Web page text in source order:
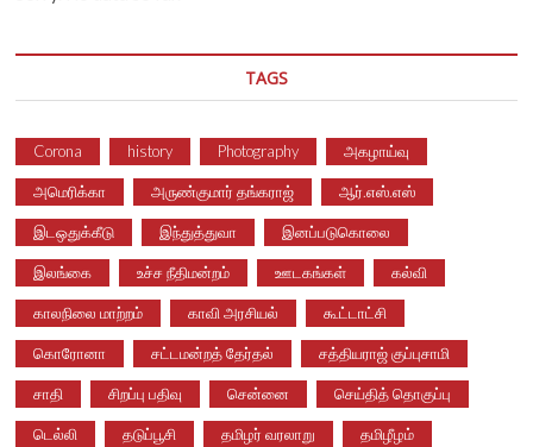
TAGS
Corona history Photography அகழாய்வு
அமெரிக்கா அருண்குமார் தங்கராஜ் ஆர்.எஸ்.எஸ்
இடஒதுக்கீடு இந்துத்துவா இனப்படுகொலை
இலங்கை உச்ச நீதிமன்றம் ஊடகங்கள் கல்வி
காலநிலை மாற்றம் காவி அரசியல் கூட்டாட்சி
கொரோனா சட்டமன்றத் தேர்தல் சத்தியராஜ் குப்புசாமி
சாதி சிறப்பு பதிவு சென்னை செய்தித் தொகுப்பு
டெல்லி தடுப்பூசி தமிழர் வரலாறு தமிழீழம்